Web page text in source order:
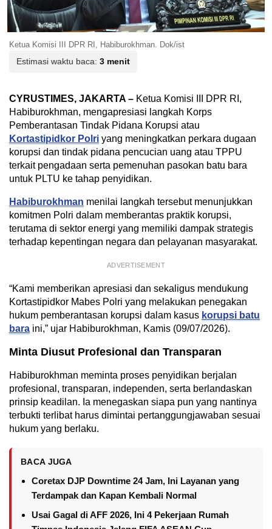
Ketua Komisi III DPR RI, Habiburokhman. Dok/ist
Estimasi waktu baca: 3 menit
CYRUSTIMES, JAKARTA – Ketua Komisi III DPR RI,
Habiburokhman, mengapresiasi langkah Korps
Pemberantasan Tindak Pidana Korupsi atau
Kortastipidkor Polri yang meningkatkan perkara dugaan
korupsi dan tindak pidana pencucian uang atau TPPU
terkait pengadaan serta pemenuhan pasokan batu bara
untuk PLTU ke tahap penyidikan.
Habiburokhman menilai langkah tersebut menunjukkan
komitmen Polri dalam memberantas praktik korupsi,
terutama di sektor energi yang memiliki dampak strategis
terhadap kepentingan negara dan pelayanan masyarakat.
ADVERTISEMENT
“Kami memberikan apresiasi dan sekaligus mendukung
Kortastipidkor Mabes Polri yang melakukan penegakan
hukum pemberantasan korupsi dalam kasus korupsi batu
bara ini,” ujar Habiburokhman, Kamis (09/07/2026).
Minta Diusut Profesional dan Transparan
Habiburokhman meminta proses penyidikan berjalan
profesional, transparan, independen, serta berlandaskan
prinsip keadilan. Ia menegaskan siapa pun yang nantinya
terbukti terlibat harus dimintai pertanggungjawaban sesuai
hukum yang berlaku.
BACA JUGA
Coretax DJP Downtime 24 Jam, Ini Layanan yang
Terdampak dan Kapan Kembali Normal
Usai Gagal di AFF 2026, Ini 4 Pekerjaan Rumah